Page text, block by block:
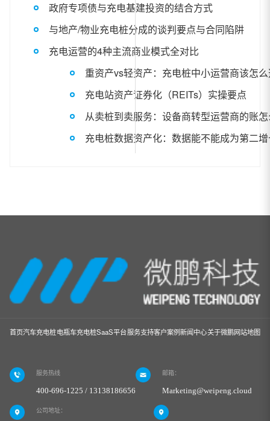
政府专项债与充电基建投资的结合方式
与地产/物业充电桩分成的谈判要点与合同陷阱
充电运营的4种主流商业模式全对比
重资产vs轻资产：充电桩中小运营商该怎
充电站资产证券化（REITs）实操要点
从卖桩到卖服务：设备商转型运营商的账
充电桩数据资产化：数据能不能成为第二
首页汽车充电桩电瓶车充电桩SaaS平台服务支持客户案例新闻中心关于微鹏网站地图
服务热线
400-696-1225 / 13138186656
邮箱：
Marketing@weipeng.cloud
公司地址：